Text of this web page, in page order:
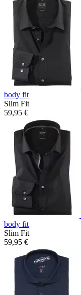
body fit
Slim Fit
59,95 €
body fit
Slim Fit
59,95 €